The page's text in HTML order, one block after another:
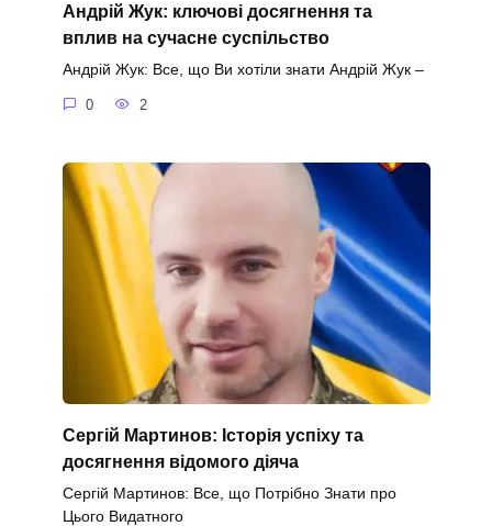
Андрій Жук: ключові досягнення та
вплив на сучасне суспільство
Андрій Жук: Все, що Ви хотіли знати Андрій Жук –
0 2
Сергій Мартинов: Історія успіху та
досягнення відомого діяча
Сергій Мартинов: Все, що Потрібно Знати про
Цього Видатного